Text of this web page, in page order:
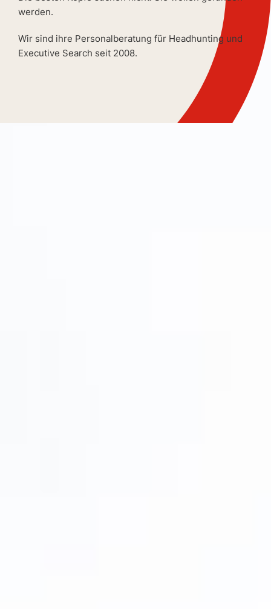
werden.
Wir sind ihre Personalberatung für Headhunting und
Executive Search seit 2008.